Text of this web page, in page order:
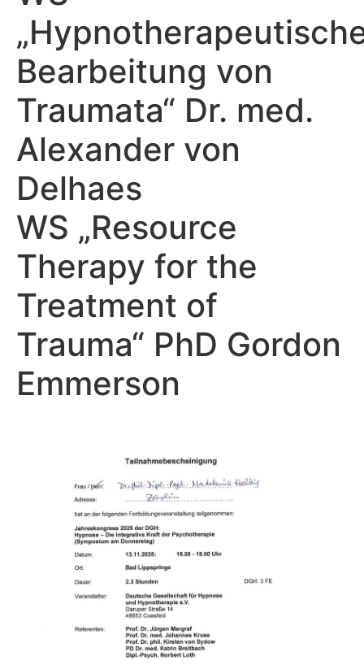
Bearbeitung von
Traumata“ Dr. med.
Alexander von
Delhaes
WS „Resource
Therapy for the
Treatment of
Trauma“ PhD Gordon
Emmerson